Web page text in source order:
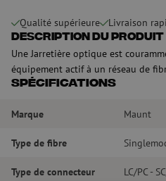
Qualité supérieure Livraison
Description du produit
Une Jarretière optique est
équipement actif à un réseau de
Spécifications
Marque Maunt
Type de fibre
Type de connecteur LC/PC -